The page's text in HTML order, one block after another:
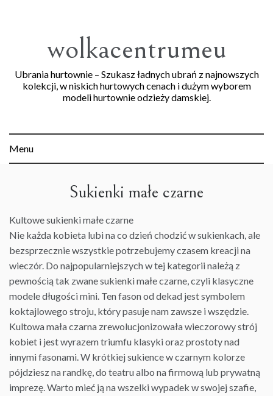
wolkacentrumeu
Ubrania hurtownie – Szukasz ładnych ubrań z najnowszych
kolekcji, w niskich hurtowych cenach i dużym wyborem
modeli hurtownie odzieży damskiej.
Menu
Sukienki małe czarne
Kultowesukienkimałe czarne
Nie każda kobieta lubi na co dzień chodzić wsukienkach, ale
bezsprzecznie wszystkie potrzebujemy czasem kreacji na
wieczór. Do najpopularniejszych w tej kategorii należą z
pewnością tak zwane sukienki małe czarne, czyli klasyczne
modele długości mini. Ten fason od dekad jest symbolem
koktajlowego stroju, który pasuje nam zawsze i wszędzie.
Kultowa mała czarna zrewolucjonizowała wieczorowy strój
kobiet i jest wyrazem triumfu klasyki oraz prostoty nad
innymi fasonami. W krótkiej sukience w czarnym kolorze
pójdziesz na randkę, do teatru albo na firmową lub prywatną
imprezę. Warto mieć ją na wszelki wypadek w swojej szafie,